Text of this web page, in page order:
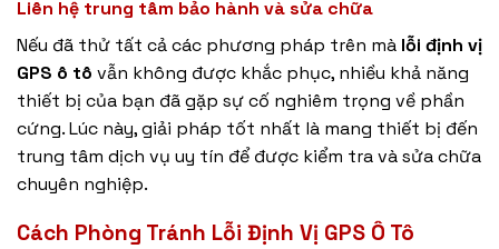
Liên hệ trung tâm bảo hành và sửa chữa
Nếu đã thử tất cả các phương pháp trên mà lỗi định vị
GPS ô tô vẫn không được khắc phục, nhiều khả năng
thiết bị của bạn đã gặp sự cố nghiêm trọng về phần
cứng. Lúc này, giải pháp tốt nhất là mang thiết bị đến
trung tâm dịch vụ uy tín để được kiểm tra và sửa chữa
chuyên nghiệp.
Cách Phòng Tránh Lỗi Định Vị GPS Ô Tô